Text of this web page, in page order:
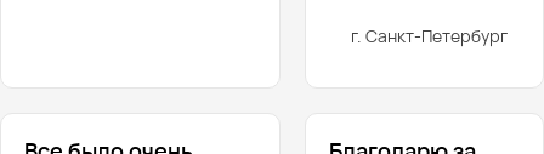
г. Санкт-Петербург